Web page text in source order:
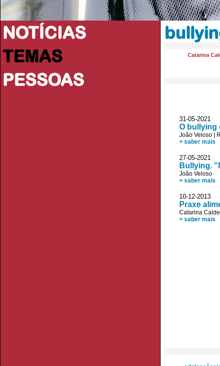
NOTÍCIAS
TEMAS
PESSOAS
Catarina
31-05-
O bullying
João Veloso
> saber mais
27-05-2021
Bullying.
João Veloso
> saber mais
10-12-
Praxe
Catarina
> saber mais